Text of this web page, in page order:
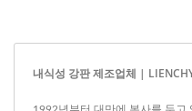
내식성 강판 제조업체 |
1992년부터 대만에 본사를 두고